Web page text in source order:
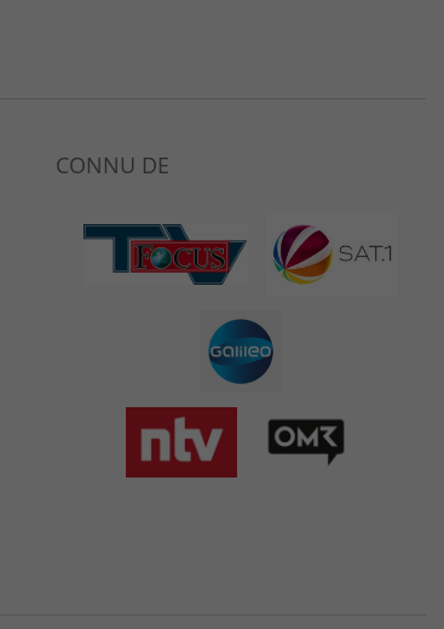
CONNU DE